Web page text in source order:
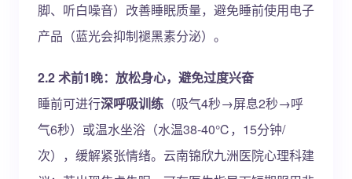
脚、听白噪音）改善睡眠质量，避免睡前使用电子
产品（蓝光会抑制褪黑素分泌）。
2.2 术前1晚：放松身心，避免过度兴奋
睡前可进行深呼吸训练 （吸气4秒→屏息2秒→呼
气6秒）或温水坐浴（水温38-40℃，15分钟/
次），缓解紧张情绪。云南锦欣九洲医院心理科建